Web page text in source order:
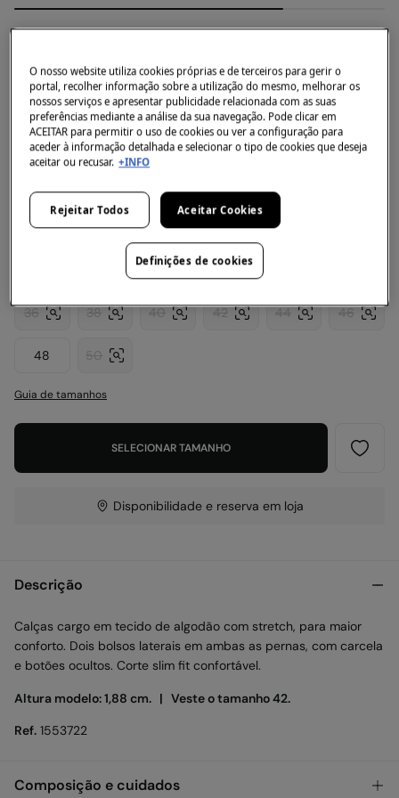
Springfield
4.7 (197)
12,99 €
39,99 € Desconto 27,00 € 68
+10% EXTRA NA CESTA
Côr:branco
36 38 40 42 44 46
48 50
Guia de tamanhos
SELECIONAR TAMANHO
Disponibilidade e reserva em loja
Descrição
Calças cargo em tecido de algodão com stretch, para maior
conforto. Dois bolsos laterais em ambas as pernas, com carcela
e botões ocultos. Corte slim fit confortável.
Altura modelo: 1,88 cm. | Veste o tamanho 42.
Ref. 1553722
Composição e cuidados
O nosso website utiliza cookies próprias e de terceiros para gerir o
portal, recolher informação sobre a utilização do mesmo, melhorar os
nossos serviços e apresentar publicidade relacionada com as suas
preferências mediante a análise da sua navegação. Pode clicar em
ACEITAR para permitir o uso de cookies ou ver a configuração para
aceder à informação detalhada e selecionar o tipo de cookies que deseja
aceitar ou recusar. +INFO
Rejeitar Todos Aceitar Cookies
Definições de cookies